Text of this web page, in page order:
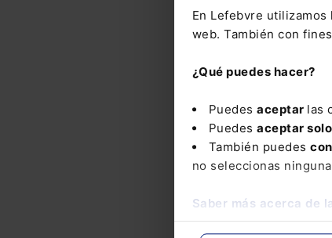
En Lefebvre utilizamos
web. También con
¿Qué puedes hacer?
Puedes aceptar las
Puedes aceptar
También puedes
no seleccionas
Saber más acerca de